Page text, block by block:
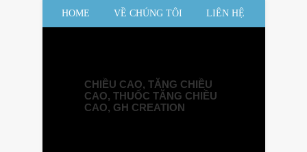
HOME VỀ CHÚNG TÔI LIÊN HỆ
CHIỀU CAO, TĂNG CHIỀU
CAO, THUỐC TĂNG CHIỀU
CAO, GH CREATION